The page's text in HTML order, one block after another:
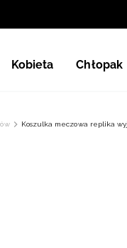
Kobieta Chłopak
Koszulka meczowa replika